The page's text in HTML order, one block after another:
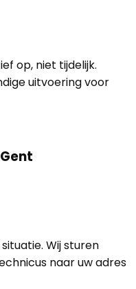
op, niet tijdelijk.
uitvoering voor
Wij sturen
naar uw adres